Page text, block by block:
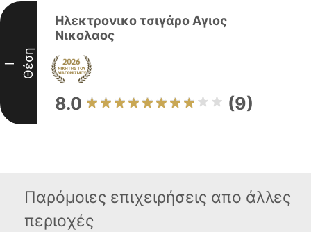
I Θέση
Ηλεκτρονικο τσιγάρο Αγιος
Νικολαος
8.0 (9)
Παρόμοιες επιχειρήσεις απο άλλες
περιοχές